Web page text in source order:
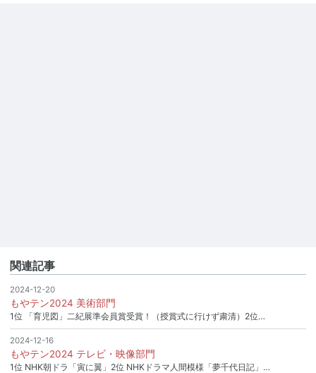
関連記事
2024-12-20
もやテン2024 美術部門
1位 「育児図」二紀展準会員賞受賞！（授賞式に行けず粛清）2位…
2024-12-16
もやテン2024 テレビ・映像部門
1位 NHK朝ドラ「寅に翼」2位 NHKドラマ人間模様「夢千代日記」…